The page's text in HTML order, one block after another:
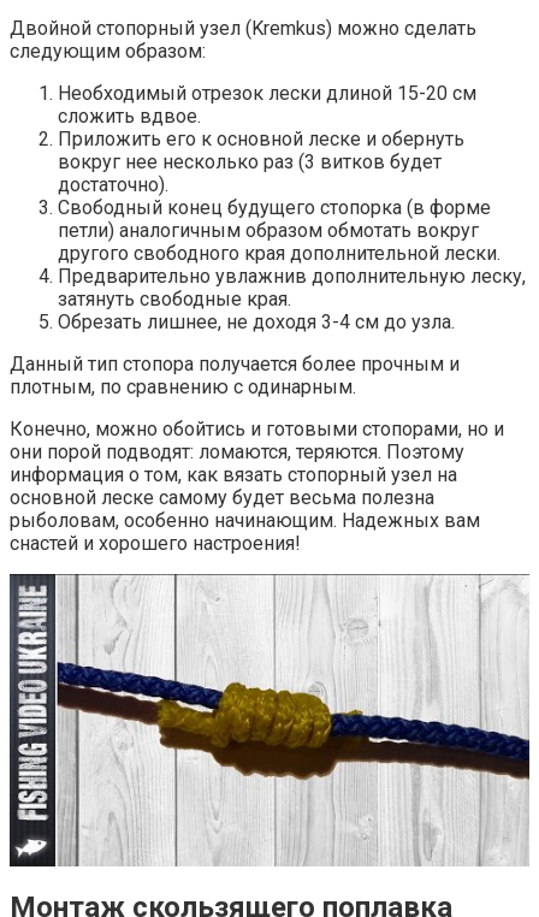
Двойной стопорный узел (Kremkus) можно сделать
следующим образом:
Необходимый отрезок лески длиной 15-20 см
сложить вдвое.
Приложить его к основной леске и обернуть
вокруг нее несколько раз (3 витков будет
достаточно).
Свободный конец будущего стопорка (в форме
петли) аналогичным образом обмотать вокруг
другого свободного края дополнительной лески.
Предварительно увлажнив дополнительную леску,
затянуть свободные края.
Обрезать лишнее, не доходя 3-4 см до узла.
Данный тип стопора получается более прочным и
плотным, по сравнению с одинарным.
Конечно, можно обойтись и готовыми стопорами, но и
они порой подводят: ломаются, теряются. Поэтому
информация о том, как вязать стопорный узел на
основной леске самому будет весьма полезна
рыболовам, особенно начинающим. Надежных вам
снастей и хорошего настроения!
Монтаж скользящего поплавка